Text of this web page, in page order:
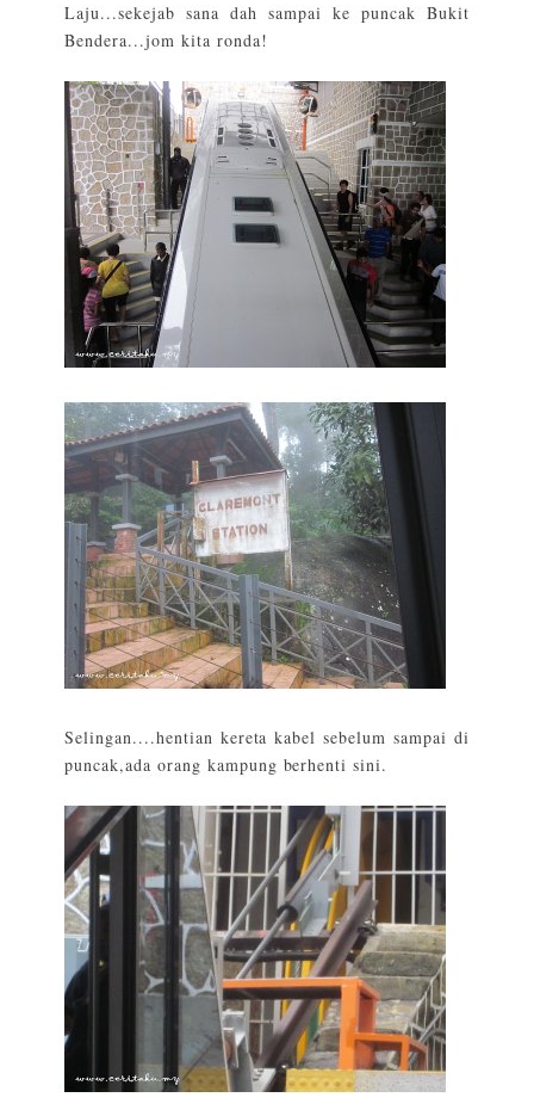
Laju...sekejab sana dah sampai ke puncak Bukit
Bendera...jom kita ronda!
Selingan....hentian kereta kabel sebelum sampai di
puncak,ada orang kampung berhenti sini.